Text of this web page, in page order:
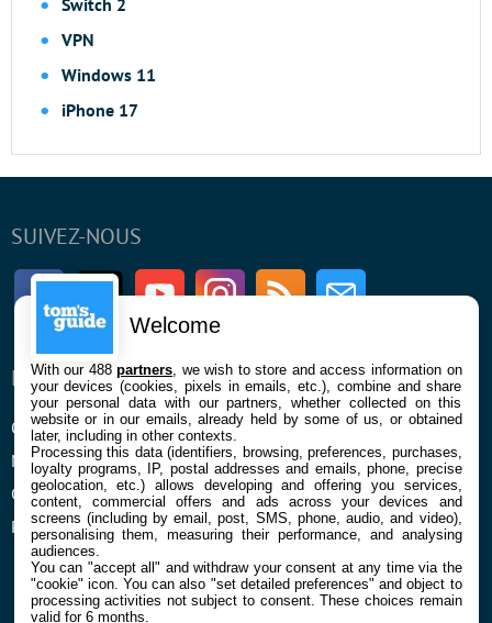
VPN
Windows 11
iPhone 17
SUIVEZ-NOUS
FacebookTwitter Youtube InstagramRSS Newsletter
ENTREPRISE
Qui sommes nous
Mentions légales et CGU
Confidentialité et Cookies
Préférences cookies
À PROPOS
La rédaction
Contact
Welcome
With our 488partners , we wish to store and access information on
your devices (cookies, pixels in emails, etc.), combine and share
your personal data with our partners, whether collected on this
website or in our emails, already held by some of us, or obtained
later, including in other contexts.
Processing this data (identifiers, browsing, preferences, purchases,
loyalty programs, IP, postal addresses and emails, phone, precise
geolocation, etc.) allows developing and offering you services,
content, commercial offers and ads across your devices and
screens (including by email, post, SMS, phone, audio, and video),
personalising them, measuring their performance, and analysing
audiences.
You can "accept all" and withdraw your consent at any time via the
"cookie" icon. You can also "set detailed preferences" and object to
processing activities not subject to consent. These choices remain
valid for 6 months.